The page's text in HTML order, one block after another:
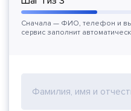
Сначала — ФИО, телефон и
сервис заполнит
Фамилия, имя и